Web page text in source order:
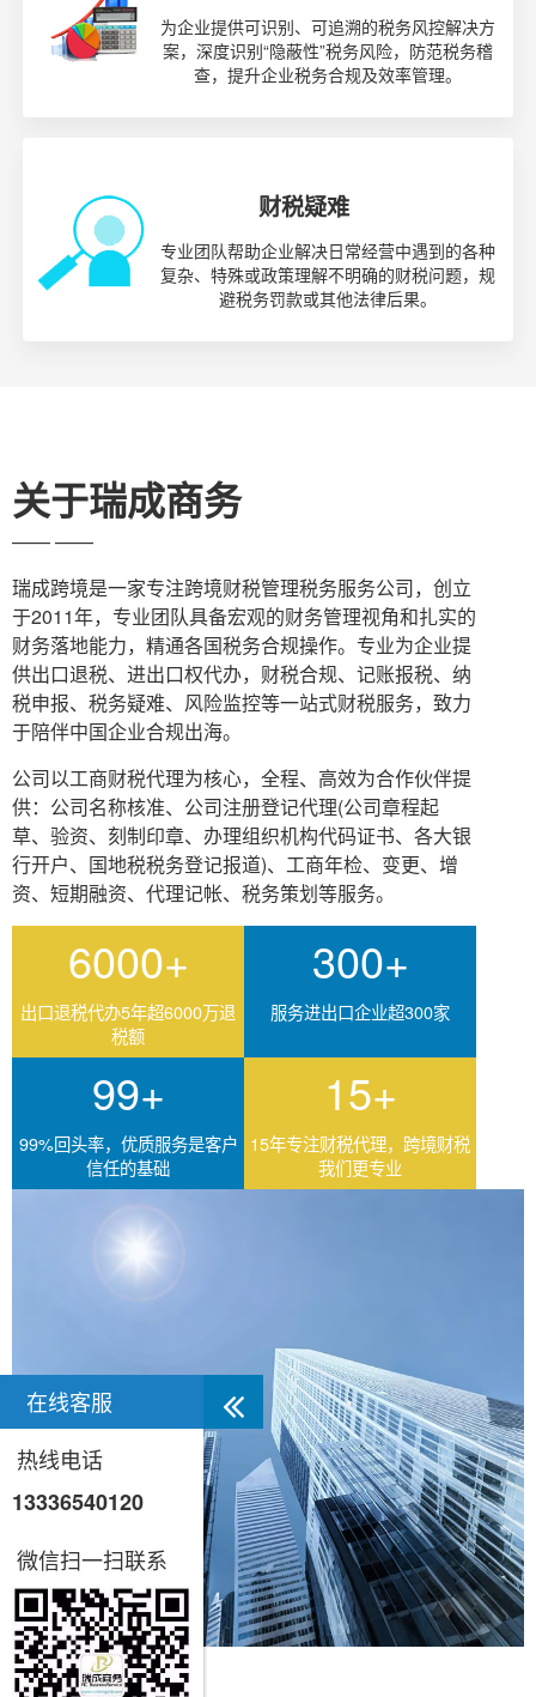
为企业提供可识别、可追溯的税务风控解决方
案，深度识别“隐蔽性”税务风险，防范税务稽
查，提升企业税务合规及效率管理。
财税疑难
专业团队帮助企业解决日常经营中遇到的各种
复杂、特殊或政策理解不明确的财税问题，规
避税务罚款或其他法律后果。
关于瑞成商务
—— ——
瑞成跨境是一家专注跨境财税管理税务服务公司，创立
于2011年，专业团队具备宏观的财务管理视角和扎实的
财务落地能力，精通各国税务合规操作。专业为企业提
供出口退税、进出口权代办，财税合规、记账报税、纳
税申报、税务疑难、风险监控等一站式财税服务，致力
于陪伴中国企业合规出海。
公司以工商财税代理为核心，全程、高效为合作伙伴提
供：公司名称核准、公司注册登记代理(公司章程起
草、验资、刻制印章、办理组织机构代码证书、各大银
行开户、国地税税务登记报道)、工商年检、变更、增
资、短期融资、代理记帐、税务策划等服务。
6000+
出口退税代办5年超6000万退
税额
300+
服务进出口企业超300家
99+
99%回头率，优质服务是客户
信任的基础
15+
15年专注财税代理，跨境财税
我们更专业
在线客服
热线电话
13336540120
微信扫一扫联系